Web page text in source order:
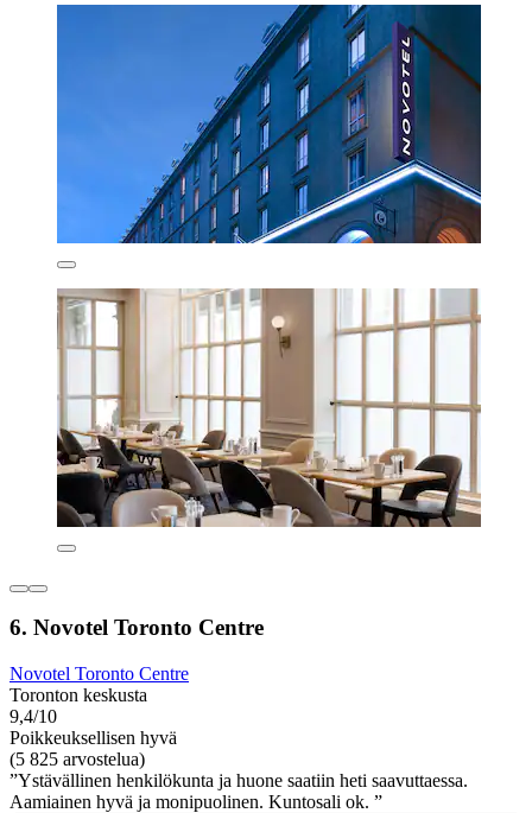
6. Novotel Toronto Centre
Novotel Toronto Centre
Toronton keskusta
9,4/10
Poikkeuksellisen hyvä
(5 825 arvostelua)
”Ystävällinen henkilökunta ja huone saatiin heti saavuttaessa.
Aamiainen hyvä ja monipuolinen. Kuntosali ok. ”